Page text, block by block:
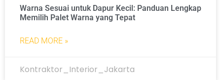
Warna Sesuai untuk Dapur Kecil: Panduan Lengkap
Memilih Palet Warna yang Tepat
READ MORE »
Kontraktor_Interior_Jakarta